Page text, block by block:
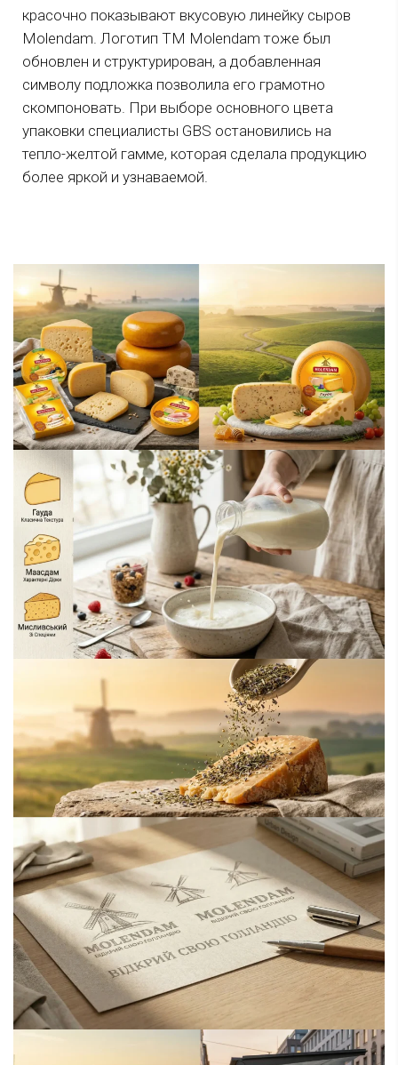
красочно показывают вкусовую линейку сыров
Мolеndam. Логотип ТМ Мolеndam тоже был
обновлен и структурирован, а добавленная
символу подложка позволила его грамотно
скомпоновать. При выборе основного цвета
упаковки специалисты GBS остановились на
тепло-желтой гамме, которая сделала продукцию
более яркой и узнаваемой.